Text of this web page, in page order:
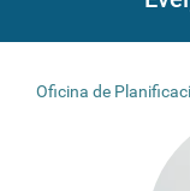
Oficina de